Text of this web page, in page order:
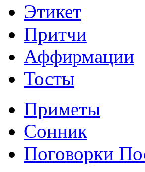
Этикет
Притчи
Аффирмации
Тосты
Приметы
Сонник
Поговорки